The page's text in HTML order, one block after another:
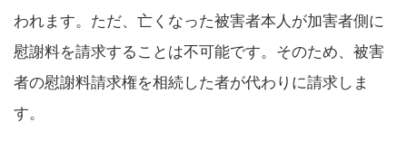
われます。ただ、亡くなった被害者本人が加害者側に
慰謝料を請求することは不可能です。そのため、被害
者の慰謝料請求権を相続した者が代わりに請求しま
す。